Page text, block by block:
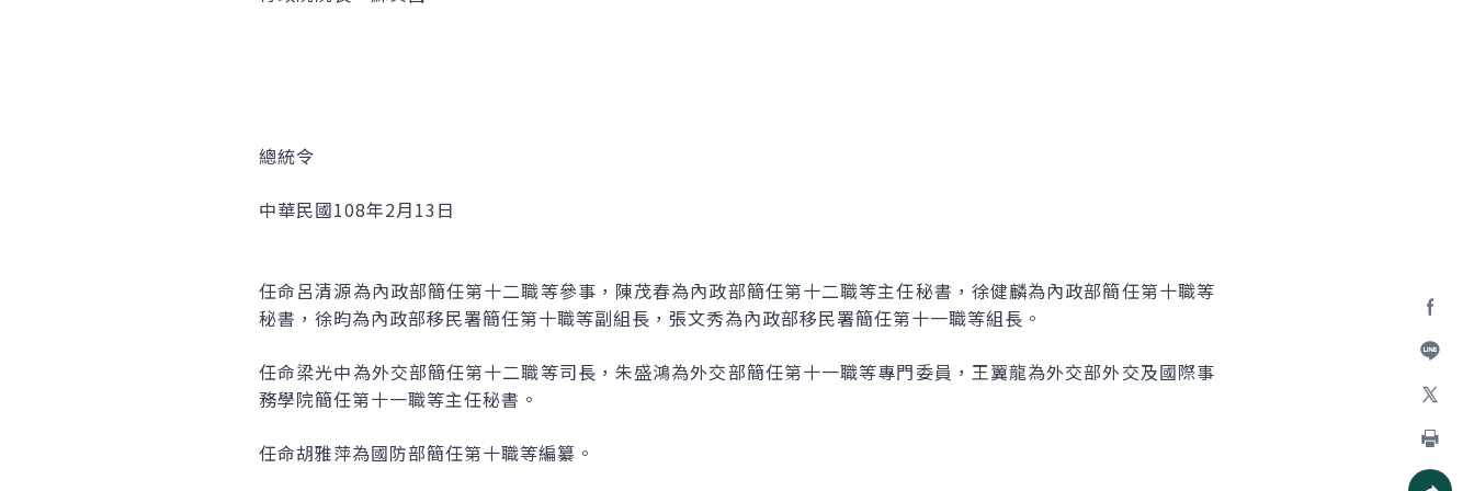
加入好
列印
總統令
中華民國108年2月13日
任命呂清源為內政部簡任第十二職等參事，陳茂春為內政部簡任第十二職等主任秘書，徐健麟為內政部簡任第十職等
秘書，徐昀為內政部移民署簡任第十職等副組長，張文秀為內政部移民署簡任第十一職等組長。
任命梁光中為外交部簡任第十二職等司長，朱盛鴻為外交部簡任第十一職等專門委員，王翼龍為外交部外交及國際事
務學院簡任第十一職等主任秘書。
任命胡雅萍為國防部簡任第十職等編纂。